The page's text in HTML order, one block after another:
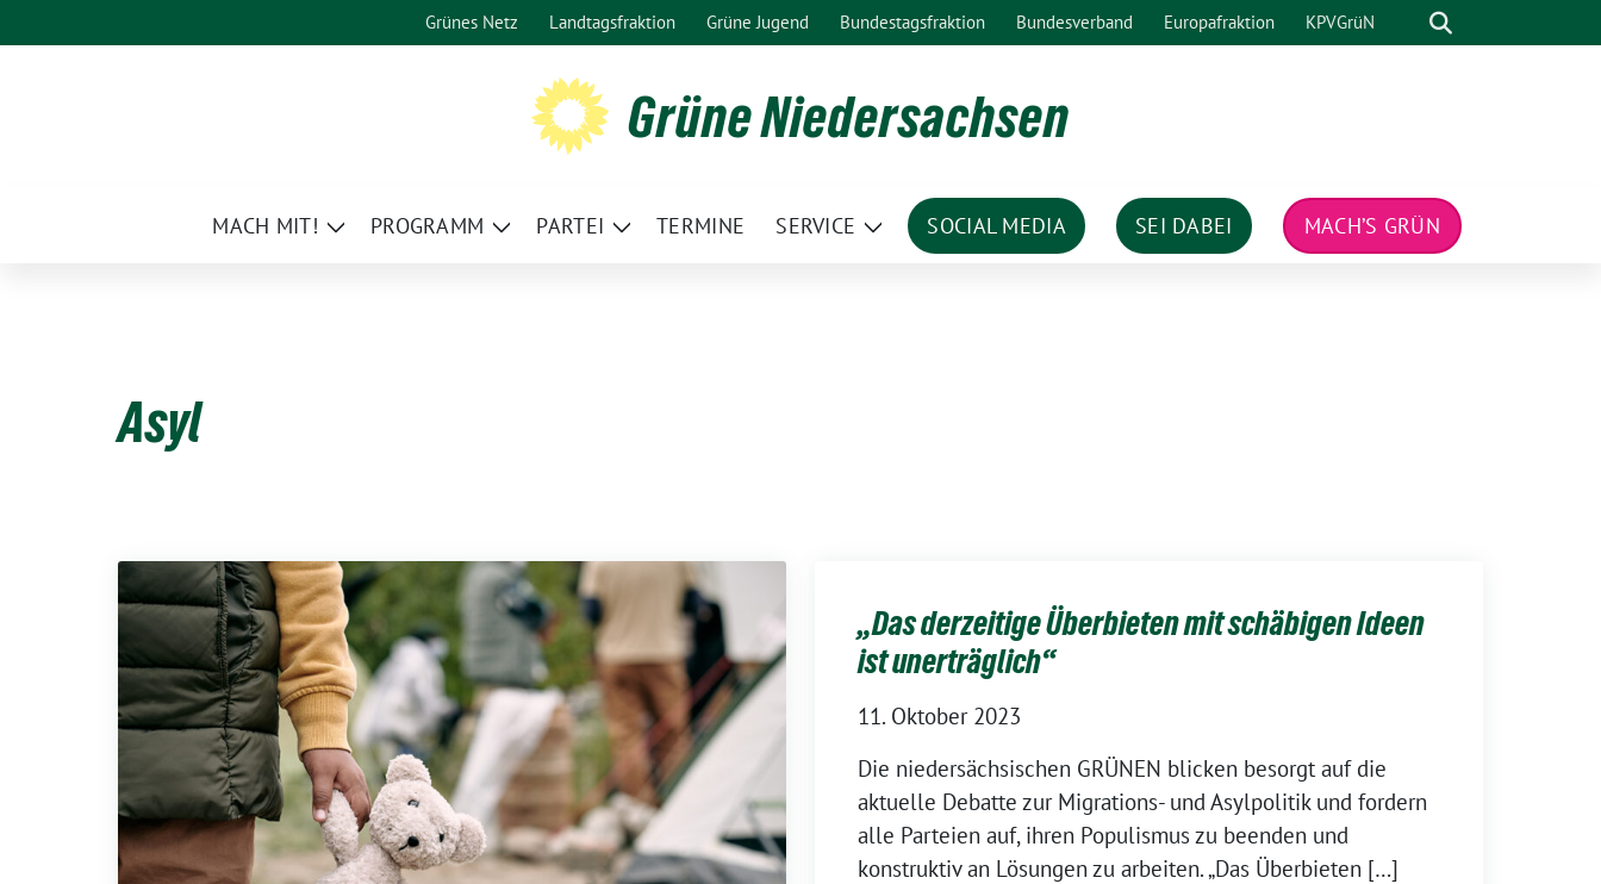
zum
Grünes Netz Landtagsfraktion Grüne Jugend Bundestagsfraktion Bundesverband Europafraktion KPVGrüN Suche
Grüne Niedersachsen
MACH MIT!
Zeige
PROGRAMM
Zeige
PARTEI
Zeige
TERMINE SERVICE
Zeige
SOCIAL MEDIA SEI DABEI MACH’S GRÜN
Asyl
„Das derzeitige Überbieten mit schäbigen Ideen
ist unerträglich“
11. Oktober 2023
Die niedersächsischen GRÜNEN blicken besorgt auf die
aktuelle Debatte zur Migrations- und Asylpolitik und fordern
alle Parteien auf, ihren Populismus zu beenden und
konstruktiv an Lösungen zu arbeiten. „Das Überbieten […]